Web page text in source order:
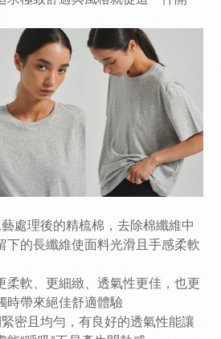
處理後的精梳棉，去除棉纖維中
下的長纖維使面料光滑且手感柔軟
柔軟、更細緻、透氣性更佳，也更
時帶來絕佳舒適體驗
密且均勻，有良好的透氣性能讓